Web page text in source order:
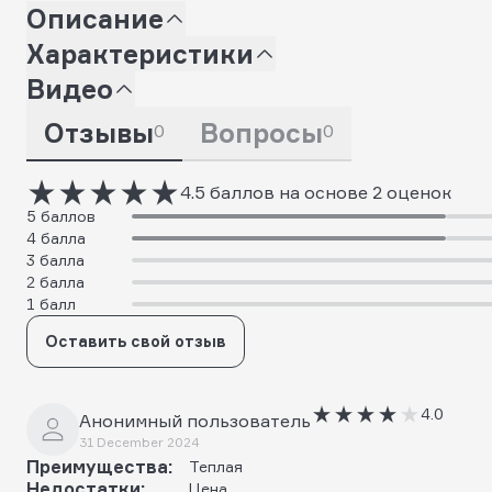
Описание
Характеристики
Видео
Отзывы0 Вопросы0
4.5 баллов на основе 2 оценок
5 баллов
4 балла
3 балла
2 балла
1 балл
Оставить свой отзыв
Анонимный пользователь
31 December 2024
4.0
Преимущества: Теплая
Цена